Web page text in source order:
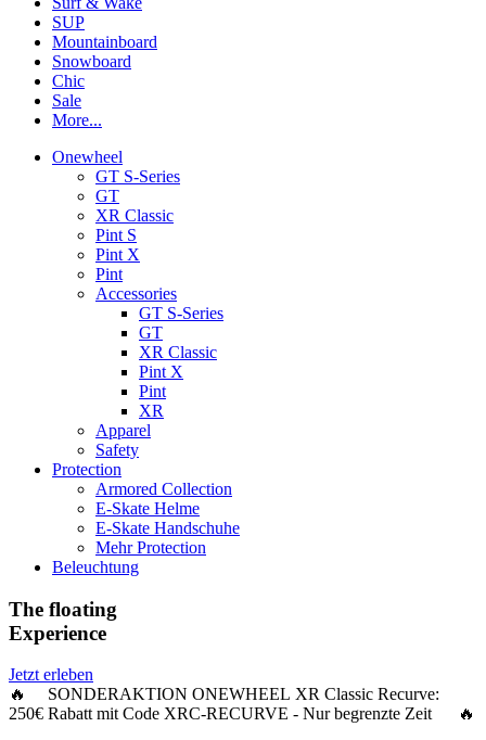
SUP
Mountainboard
Snowboard
Chic
Sale
More...
Onewheel
GT S-Series
GT
XR Classic
Pint S
Pint X
Pint
Accessories
GT S-Series
GT
XR Classic
Pint X
Pint
XR
Apparel
Safety
Protection
Armored Collection
E-Skate Helme
E-Skate Handschuhe
Mehr Protection
Beleuchtung
The floating
Experience
Jetzt erleben
🔥 SONDERAKTION ONEWHEEL XR Classic Recurve:
250€ Rabattmit Code XRC-RECURVE - Nur begrenzte Zeit 🔥